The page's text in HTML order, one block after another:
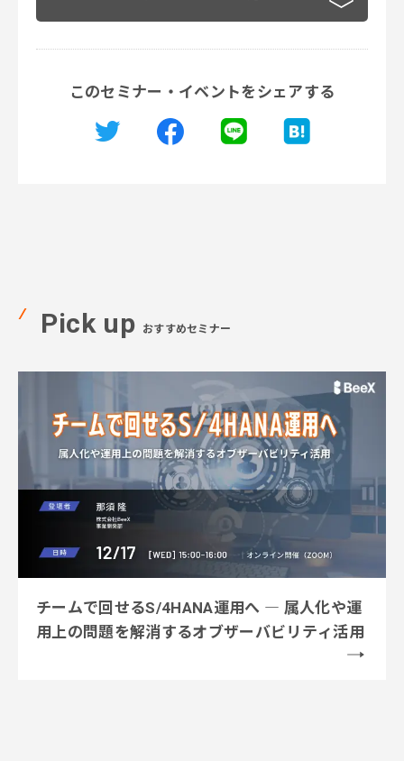
このセミナー・イベントをシェアする
Pick up おすすめセミナー
チームで回せるS/4HANA運用へ ― 属人化や運
用上の問題を解消するオブザーバビリティ活用